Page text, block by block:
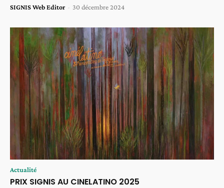
SIGNIS Web Editor - 30 décembre 2024
Actualité
PRIX SIGNIS AU CINELATINO 2025